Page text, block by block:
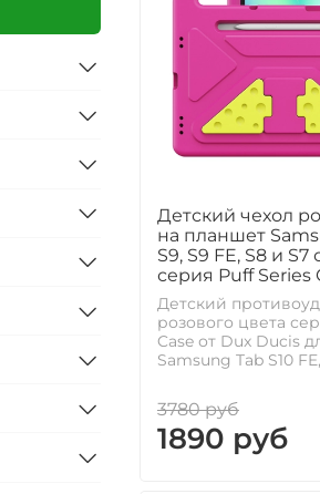
Детский чехол
на планшет
S9, S9 FE, S8 и
серия Puff Series
Детский
розового цвета
Case от Dux Ducis
Samsung Tab S10
3780 руб
1890 руб